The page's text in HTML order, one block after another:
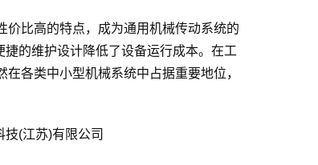
比高的特点，成为通用机械传动系统的
的维护设计降低了设备运行成本。在工
各类中小型机械系统中占据重要地位，
技(江苏)有限公司